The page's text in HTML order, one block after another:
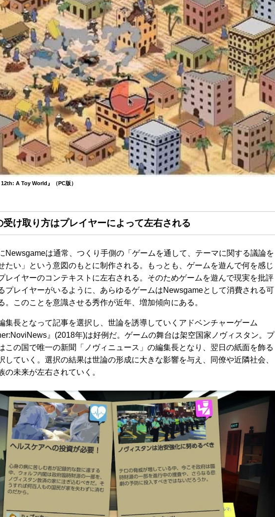
12th: A Toy World』（PC版）
受け取り方はプレイヤーによって左右される
Newsgameは通常、つくり手側の「ゲームを通して、テーマに関する議論を
たい」という意図のもとに制作される。もっとも、ゲームを遊んで何を感じ
レイヤーのコンテキストに左右される。そのためゲームを遊んで現実を批評
プレイヤーがいるように、あらゆるゲームはNewsgameとして消費される可
。このことを意識させる秀作が近年、増加傾向にある。
集長となって記事を選択し、世論を誘導していくアドベンチャーゲーム
』(2018年)は好例だ。ゲームの舞台は架空国家ノヴィスタン。プ
この国で唯一の新聞「ノヴィニュース」の編集長となり、翌日の紙面を飾る
していく。選択の結果は世論の形成に大きな影響を与え、同僚や近隣社会、
の未来が左右されていく。